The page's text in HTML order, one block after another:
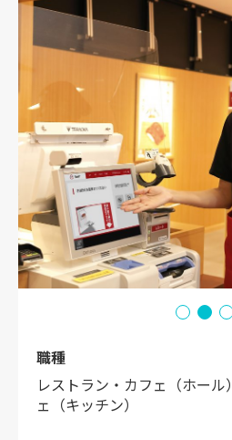
職種
レストラン・カフェ（ホー
ェ（キッチン）